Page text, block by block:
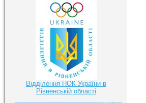
Відділення НОК України в
Рівненській області